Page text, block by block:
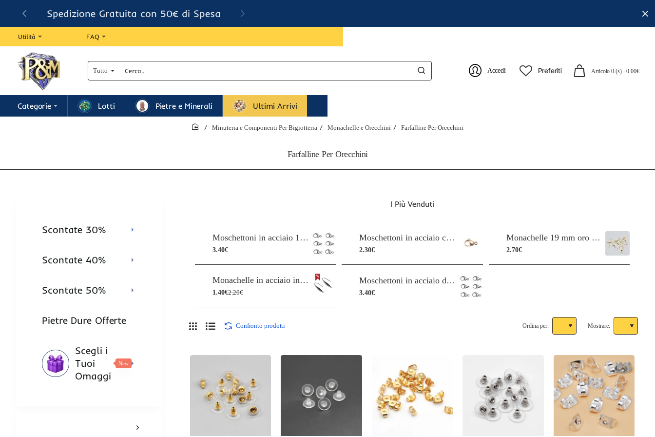
Spedizione Gratuita con 50€ di Spesa
Utilità FAQ
Tutto
Cerca.. Accedi Preferiti Articolo 0 (s) - 0.00€
Categorie Lotti Pietre e Minerali Ultimi Arrivi
Farfalline Per Orecchini
Minuteria e Componenti Per Bigiotteria Monachelle e Orecchini Farfalline Per Orecchini
Scontate 30%
Scontate 40%
Scontate 50%
Pietre Dure Offerte
Scegli i
Tuoi
Omaggi
New
I Più Venduti
Moschettoni in acciaio 10 mm pacco 20 pz
3.40€
Moschettoni in acciaio color oro lucido 10 mm pacco 10 pezzi
2.30€
Monachelle 19 mm oro conf. 100 pz
2.70€
Monachelle in acciaio inox 316L 20 mm pacco 4 pz
1.40€2.20€
Moschettoni in acciaio da 12 mm pacco da 20 pezzi
3.40€
Confronto prodotti Ordina per: Mostrare: